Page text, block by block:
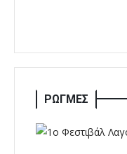
ΡΩΓΜΕΣ